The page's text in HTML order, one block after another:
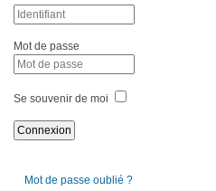
Mot de passe
Se souvenir de moi
Mot de passe oublié ?